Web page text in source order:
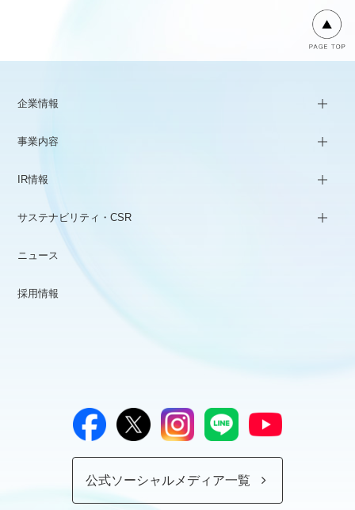
企業情報
事業内容
IR情報
サステナビリティ・CSR
ニュース
採用情報
公式ソーシャルメディア一覧